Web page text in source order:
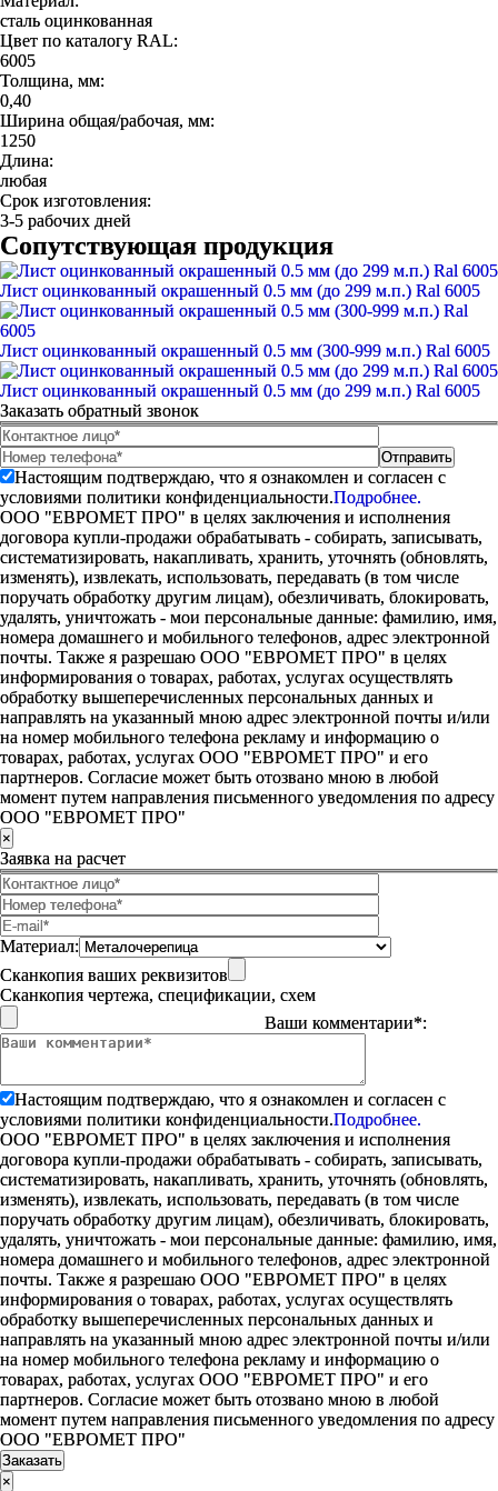
сталь оцинкованная
Цвет по каталогу RAL:
6005
Толщина, мм:
0,40
Ширина общая/рабочая, мм:
1250
Длина:
любая
Срок изготовления:
3-5 рабочих дней
Сопутствующая продукция
Лист оцинкованный окрашенный 0.5 мм (до 299 м.п.) Ral 6005
Лист оцинкованный окрашенный 0.5 мм (300-999 м.п.) Ral 6005
Лист оцинкованный окрашенный 0.5 мм (до 299 м.п.) Ral 6005
Заказать обратный звонок
Настоящим подтверждаю, что я ознакомлен и согласен с
условиями политики конфиденциальности.Подробнее.
ООО "ЕВРОМЕТ ПРО" в целях заключения и исполнения
договора купли-продажи обрабатывать - собирать, записывать,
систематизировать, накапливать, хранить, уточнять (обновлять,
изменять), извлекать, использовать, передавать (в том числе
поручать обработку другим лицам), обезличивать, блокировать,
удалять, уничтожать - мои персональные данные: фамилию, имя,
номера домашнего и мобильного телефонов, адрес электронной
почты. Также я разрешаю ООО "ЕВРОМЕТ ПРО" в целях
информирования о товарах, работах, услугах осуществлять
обработку вышеперечисленных персональных данных и
направлять на указанный мною адрес электронной почты и/или
на номер мобильного телефона рекламу и информацию о
товарах, работах, услугах ООО "ЕВРОМЕТ ПРО" и его
партнеров. Согласие может быть отозвано мною в любой
момент путем направления письменного уведомления по адресу
ООО "ЕВРОМЕТ ПРО"
×
Заявка на расчет
Материал:
Сканкопия ваших реквизитов
Сканкопия чертежа, спецификации, схем
Ваши комментарии*:
Настоящим подтверждаю, что я ознакомлен и согласен с
условиями политики конфиденциальности.Подробнее.
ООО "ЕВРОМЕТ ПРО" в целях заключения и исполнения
договора купли-продажи обрабатывать - собирать, записывать,
систематизировать, накапливать, хранить, уточнять (обновлять,
изменять), извлекать, использовать, передавать (в том числе
поручать обработку другим лицам), обезличивать, блокировать,
удалять, уничтожать - мои персональные данные: фамилию, имя,
номера домашнего и мобильного телефонов, адрес электронной
почты. Также я разрешаю ООО "ЕВРОМЕТ ПРО" в целях
информирования о товарах, работах, услугах осуществлять
обработку вышеперечисленных персональных данных и
направлять на указанный мною адрес электронной почты и/или
на номер мобильного телефона рекламу и информацию о
товарах, работах, услугах ООО "ЕВРОМЕТ ПРО" и его
партнеров. Согласие может быть отозвано мною в любой
момент путем направления письменного уведомления по адресу
ООО "ЕВРОМЕТ ПРО"
×